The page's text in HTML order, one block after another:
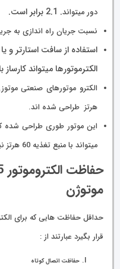
دور میتواند.
نسبت جریان راه اندازی به جریان نامی
استفاده از سافت استارتر و
الکترموتورها میتواند کارساز
هرتز طراحی شده اند.
میتواند با منبع تغذیه 60 هرتز نیز به کار گرفته شود.
موتوژن
قرار بگیرد عبارتند از :
حفاظت اتصال کوتاه